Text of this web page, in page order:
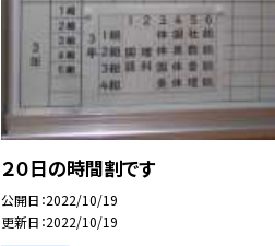
２０日の時間割です
公開日 2022/10/19
更新日 2022/10/19